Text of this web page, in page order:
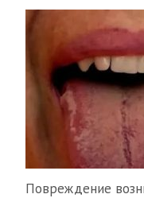
Повреждение